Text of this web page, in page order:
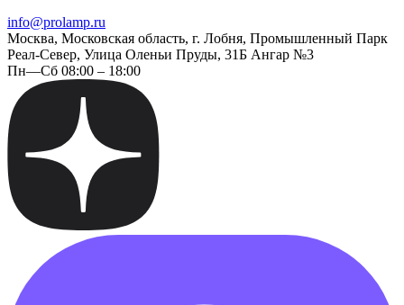
info@prolamp.ru
Москва, Московская область, г. Лобня, Промышленный Парк
Реал-Север, Улица Оленьи Пруды, 31Б Ангар №3
Пн—Сб 08:00 – 18:00